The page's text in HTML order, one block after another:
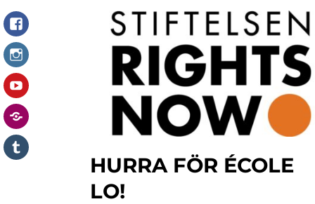
HURRA FÖR ÉCOLE
LO!
Facebook
Instagram
YouTube
Stödgala
Blogg
SOFIA